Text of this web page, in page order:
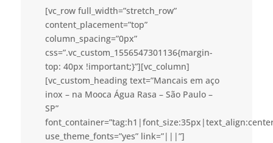
[vc_row full_width=”stretch_row”
content_placement=”top”
column_spacing=”0px”
css=”.vc_custom_1556547301136{margin-
top: 40px !important;}”][vc_column]
[vc_custom_heading text=”Mancais em aço
inox – na Mooca Água Rasa – São Paulo –
SP”
use_theme_fonts=”yes” link=”|||”]